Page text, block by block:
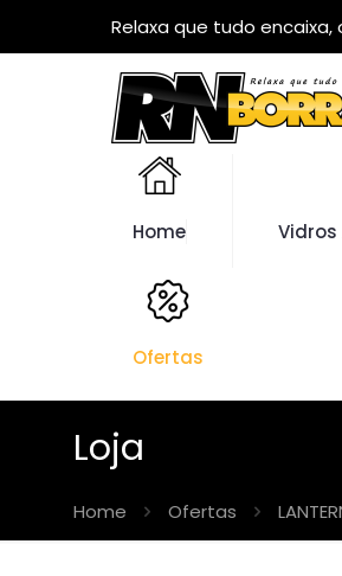
Relaxa que tudo encaixa,
Home
Ofertas
Loja
Home Ofertas